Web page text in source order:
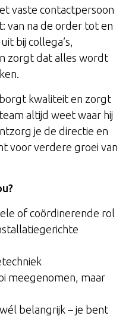
vaste contactpersoon
van na de order tot en
bij collega’s,
zorgt dat alles wordt
kwaliteit en zorgt
altijd weet waar hij
je de directie en
voor verdere groei van
of coördinerende rol
meegenomen, maar
belangrijk – je bent